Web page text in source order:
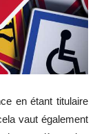
en étant titulaire
vaut également